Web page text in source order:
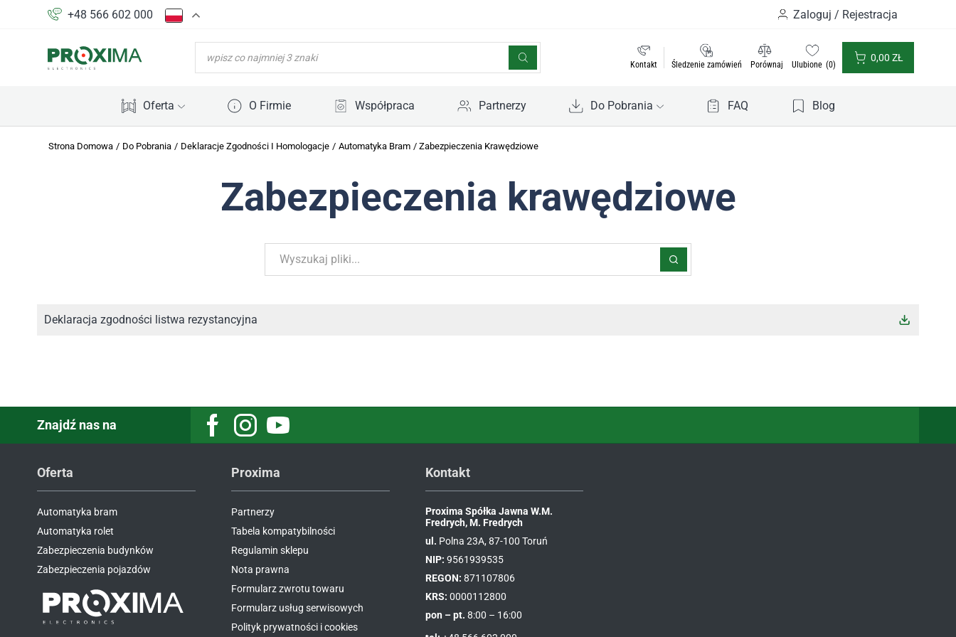
+48 566 602 000 Zaloguj / Rejestracja
WYSZUKIWARKA
PRODUKTÓW
Kontakt Śledzenie zamówień Porównaj Ulubione 0
0,00 ZŁ
Oferta O Firmie Współpraca Partnerzy Do Pobrania FAQ Blog
Strona Domowa / Do Pobrania / Deklaracje Zgodności I Homologacje / Automatyka Bram / Zabezpieczenia Krawędziowe
Zabezpieczenia krawędziowe
Deklaracja zgodności listwa rezystancyjna
Znajdź nas na FacebookInstagramYoutube
Oferta
Automatyka bram
Automatyka rolet
Zabezpieczenia budynków
Zabezpieczenia pojazdów
Proxima
Partnerzy
Tabela kompatybilności
Regulamin sklepu
Nota prawna
Formularz zwrotu towaru
Formularz usług serwisowych
Polityk prywatności i cookies
Kontakt
Proxima Spółka Jawna W.M.
Fredrych, M. Fredrych
ul. Polna 23A, 87-100 Toruń
NIP: 9561939535
REGON: 871107806
KRS: 0000112800
pon – pt. 8:00 – 16:00